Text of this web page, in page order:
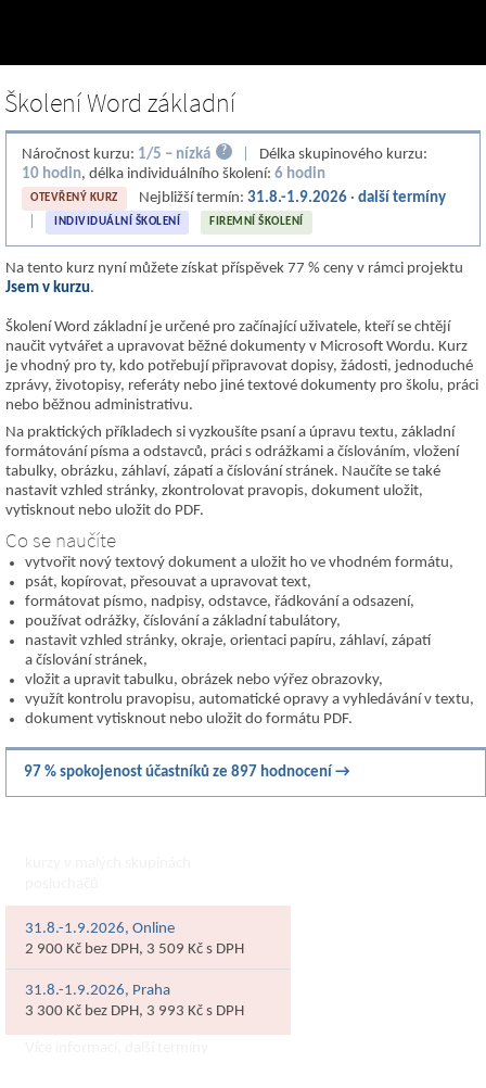
Školení Word základní
Náročnost kurzu: 1/5 – nízká ?
Délka skupinového kurzu:
10 hodin, délka individuálního školení: 6 hodin
OTEVŘENÝ KURZ Nejbližší termín: 31.8.-1.9.2026· další termíny
INDIVIDUÁLNÍ ŠKOLENÍ FIREMNÍ ŠKOLENÍ
Na tento kurz nyní můžete získat příspěvek 77 % ceny v rámci projektu
Jsem v kurzu.
Školení Word základní je určené pro začínající uživatele, kteří se chtějí
naučit vytvářet a upravovat běžné dokumenty v Microsoft Wordu. Kurz
je vhodný pro ty, kdo potřebují připravovat dopisy, žádosti, jednoduché
zprávy, životopisy, referáty nebo jiné textové dokumenty pro školu, práci
nebo běžnou administrativu.
Na praktických příkladech si vyzkoušíte psaní a úpravu textu, základní
formátování písma a odstavců, práci s odrážkami a číslováním, vložení
tabulky, obrázku, záhlaví, zápatí a číslování stránek. Naučíte se také
nastavit vzhled stránky, zkontrolovat pravopis, dokument uložit,
vytisknout nebo uložit do PDF.
Co se naučíte
vytvořit nový textový dokument a uložit ho ve vhodném formátu,
psát, kopírovat, přesouvat a upravovat text,
formátovat písmo, nadpisy, odstavce, řádkování a odsazení,
používat odrážky, číslování a základní tabulátory,
nastavit vzhled stránky, okraje, orientaci papíru, záhlaví, zápatí
a číslování stránek,
vložit a upravit tabulku, obrázek nebo výřez obrazovky,
využít kontrolu pravopisu, automatické opravy a vyhledávání v textu,
dokument vytisknout nebo uložit do formátu PDF.
97 % spokojenost účastníků ze 897 hodnocení →
31.8.-1.9.2026, Online
2 900 Kč bez DPH, 3 509 Kč s DPH
31.8.-1.9.2026, Praha
3 300 Kč bez DPH, 3 993 Kč s DPH